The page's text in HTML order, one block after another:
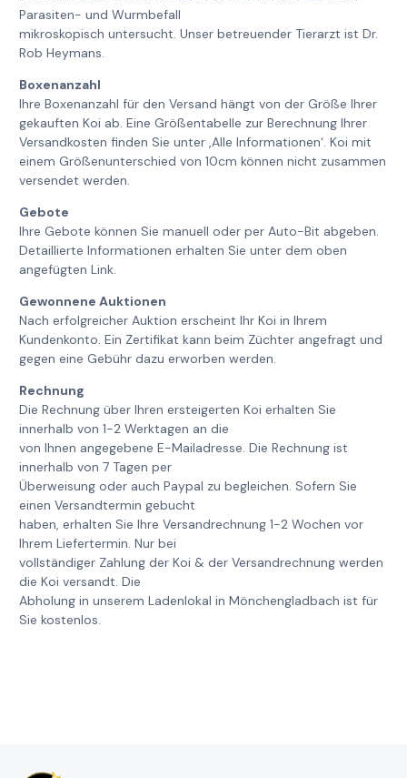
Parasiten- und Wurmbefall
mikroskopisch untersucht. Unser betreuender Tierarzt ist Dr.
Rob Heymans.
Boxenanzahl
Ihre Boxenanzahl für den Versand hängt von der Größe Ihrer
gekauften Koi ab. Eine Größentabelle zur Berechnung Ihrer
Versandkosten finden Sie unter ‚Alle Informationen‘. Koi mit
einem Größenunterschied von 10cm können nicht zusammen
versendet werden.
Gebote
Ihre Gebote können Sie manuell oder per Auto-Bit abgeben.
Detaillierte Informationen erhalten Sie unter dem oben
angefügten Link.
Gewonnene Auktionen
Nach erfolgreicher Auktion erscheint Ihr Koi in Ihrem
Kundenkonto. Ein Zertifikat kann beim Züchter angefragt und
gegen eine Gebühr dazu erworben werden.
Rechnung
Die Rechnung über Ihren ersteigerten Koi erhalten Sie
innerhalb von 1-2 Werktagen an die
von Ihnen angegebene E-Mailadresse. Die Rechnung ist
innerhalb von 7 Tagen per
Überweisung oder auch Paypal zu begleichen. Sofern Sie
einen Versandtermin gebucht
haben, erhalten Sie Ihre Versandrechnung 1-2 Wochen vor
Ihrem Liefertermin. Nur bei
vollständiger Zahlung der Koi & der Versandrechnung werden
die Koi versandt. Die
Abholung in unserem Ladenlokal in Mönchengladbach ist für
Sie kostenlos.